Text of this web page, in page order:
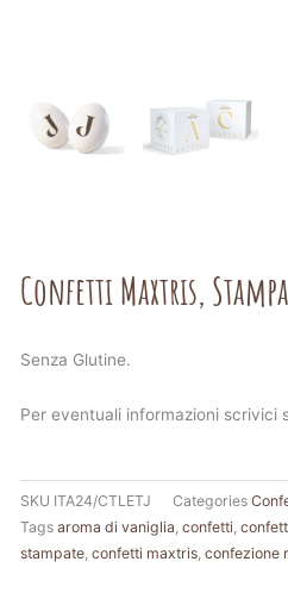
Confetti Maxtris,
Senza Glutine.
Per eventuali informazioni scrivici
SKU ITA24/CTLETJ Categories
Tags aroma di vaniglia confetti
stampate confetti maxtris confezione